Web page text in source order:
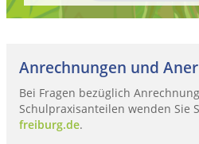
Anrechnungen und
Bei Fragen bezüglich
Schulpraxisanteilen wenden Sie
freiburg.de.